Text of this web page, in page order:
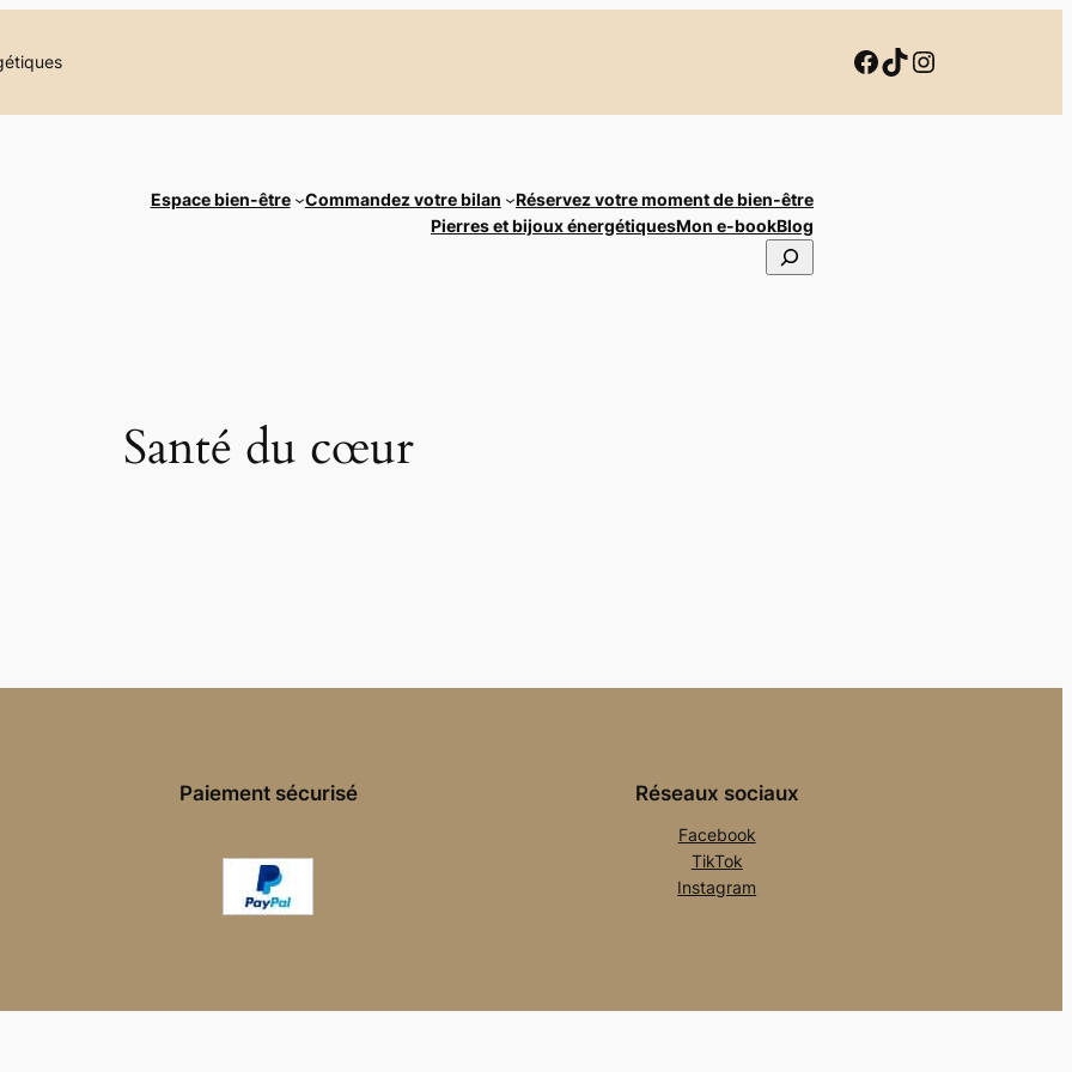
Facebook
TikTok
Instagram
Espace bien-être Commandez votre bilan
Réservez votre moment de bien-être
Pierres et bijoux énergétiquesMon e-bookBlog
e
Santé du cœur
Paiement sécurisé Réseaux sociaux
Facebook
TikTok
Instagram